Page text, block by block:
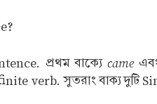
প্রথম বাক্যে cameএবং
verb. সুতরাং বাক্য দুটি